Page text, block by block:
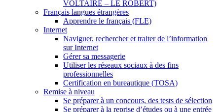
VOLTAIRE – LE ROBERT)
Français langues étrangères
Apprendre le français (FLE)
Internet
Naviguer, rechercher et traiter de l’information
sur Internet
Gérer sa messagerie
Utiliser les réseaux sociaux à des fins
professionnelles
Certification en bureautique (TOSA)
Remise à niveau
Se préparer à un concours, des tests de sélection
Se préparer à la reprise d’études ou à une entrée